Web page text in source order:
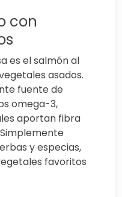
con
es el salmón al
asados.
fuente de
omega-3,
aportan fibra
y especias,
favoritos